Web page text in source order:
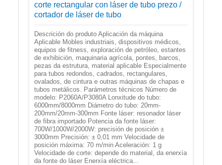
corte rectangular con láser de tubo prezo /
cortador de láser de tubo
Descrición do produto Aplicación da máquina
Aplicable Mobles industriais, dispositivos médicos,
equipos de fitness, exploración de petróleo, estantes
de exhibición, maquinaria agrícola, pontes, barcos,
pezas da estrutura, material aplicable Especialmente
para tubos redondos, cadrados, rectangulares,
ovalados, de cintura e outras máquinas de chapas e
tubos metálicos. Parámetros técnicos Número de
modelo: P2060A/P3080A Lonxitude do tubo:
6000mm/8000mm Diámetro do tubo: 20mm-
200mm/20mm-300mm Fonte láser: resonador láser
de fibra importado Potencia da fonte láser:
700W/1000W/2000W: precisión de posición ±
3000mm Precisión: ± 0,01 mm Velocidade de
posición máxima: 70 m/min Aceleración: 1 g
Velocidade de corte: depende do material, da enerxía
da fonte do láser Enerxía eléctrica...